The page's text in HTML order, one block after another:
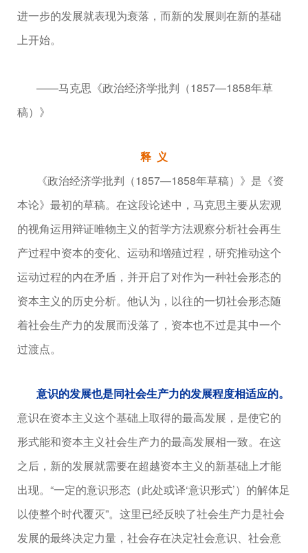
进一步的发展就表现为衰落，而新的发展则在新的基础
上开始。
——马克思《政治经济学批判（1857—1858年草
稿）》
释 义
《政治经济学批判（1857—1858年草稿）》是《资
本论》最初的草稿。在这段论述中，马克思主要从宏观
的视角运用辩证唯物主义的哲学方法观察分析社会再生
产过程中资本的变化、运动和增殖过程，研究推动这个
运动过程的内在矛盾，并开启了对作为一种社会形态的
资本主义的历史分析。他认为，以往的一切社会形态随
着社会生产力的发展而没落了，资本也不过是其中一个
过渡点。
意识的发展也是同社会生产力的发展程度相适应的。
意识在资本主义这个基础上取得的最高发展，是使它的
形式能和资本主义社会生产力的最高发展相一致。在这
之后，新的发展就需要在超越资本主义的新基础上才能
出现。“一定的意识形态（此处或译‘意识形式’）的解体足
以使整个时代覆灭”。这里已经反映了社会生产力是社会
发展的最终决定力量，社会存在决定社会意识、社会意